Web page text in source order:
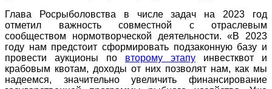
Глава Росрыболовства в числе задач на 2023 год
отметил важность совместной с отраслевым
сообществом нормотворческой деятельности. «В 2023
году нам предстоит сформировать подзаконную базу и
провести аукционы по второму этапу инвестквот и
крабовым квотам, доходы от них позволят нам, как мы
надеемся, значительно увеличить финансирование